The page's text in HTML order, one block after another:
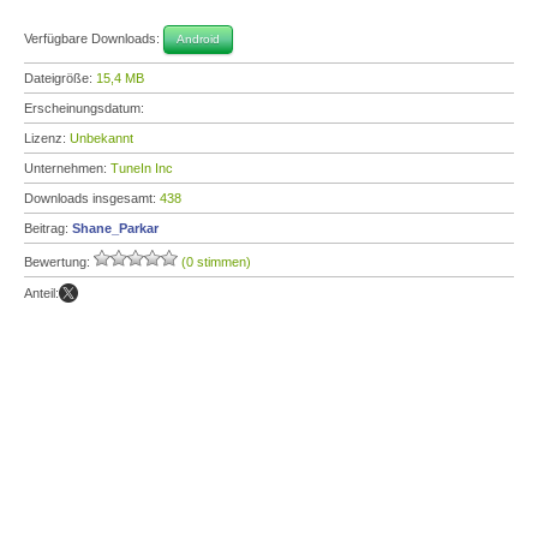
Verfügbare Downloads: Android
Dateigröße: 15,4 MB
Erscheinungsdatum:
Lizenz: Unbekannt
Unternehmen: TuneIn Inc
Downloads insgesamt: 438
Beitrag: Shane_Parkar
Bewertung: (0 stimmen)
Anteil: